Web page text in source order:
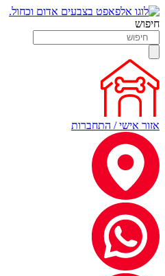
חיפוש
אזור אישי / התחברות